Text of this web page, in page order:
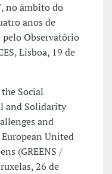
no âmbito do
anos de
Observatório
Lisboa, 19 de
Social
and Solidarity
and
United
(GREENS /
26 de